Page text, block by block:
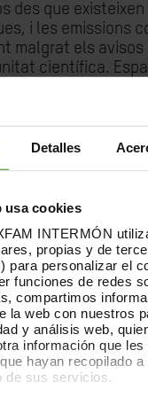
Detalles
usa cookies
INTERMÓN
propias y de
para personalizar el
funciones de redes
compartimos
la web con nuestros
y análisis web,
información que les
hayan recopilado
de sus servicios.
des que existeixen
i les emissions
malgrat els
científica.
les seves
hivernacle en
amb els nivells
previst en el
i Clima (PNIEC)
reducció en el nou
és notable, però
Només aquesta
contribuir a
global a 1,5ºC i
del canvi
testimonis a
Benavides.
climàtic